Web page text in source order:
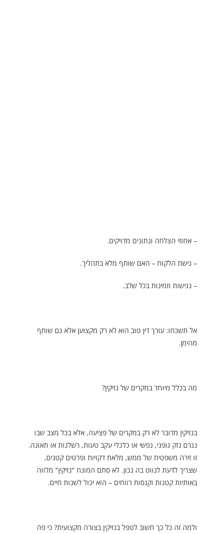
– אחוזי הצלחה ונתונים מדויקים.
– גישת הלקוח – האם שותף מלא בתהליך.
– נגישות וזמינות בכל שלב.
אל תשכחו: עורך דין טוב הוא לא רק מקצוען אלא גם שותף
מהימן.
מה בכלל מיוחד במקרים של נזיקין?
בנזיקין מדובר לא רק במקרים של פציעה, אלא בכל מצב שבו
נגרם נזק גופני, נפשי או כלכלי עקב טעות, רשלנות או תאונה.
זו זירה משפטית של ממש, מלאת דקויות ופרטים קטנים,
שצריך לדעת לנווט בה נכון. לא סתם המונח "נזיקין" מלווה
באותיות קטנות וקנסות רווחים – הוא יכול לשנות חיים.
ולמה זה כל כך חשוב לטפל בנזיקין בצורה מקצועית? כי פה